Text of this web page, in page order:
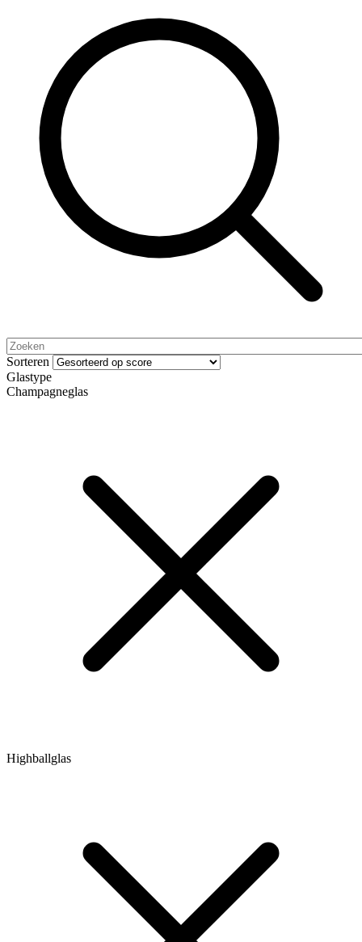
Sorteren
Glastype
Champagneglas
Highballglas